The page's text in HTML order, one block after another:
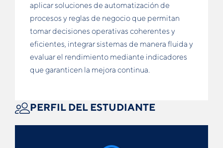
aplicar soluciones de automatización de
procesos y reglas de negocio que permitan
tomar decisiones operativas coherentes y
eficientes, integrar sistemas de manera fluida y
evaluar el rendimiento mediante indicadores
que garanticen la mejora continua.
PERFIL DEL ESTUDIANTE